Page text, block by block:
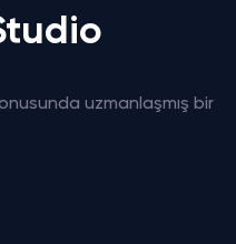
uzmanlaşmış bir